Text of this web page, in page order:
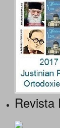
Revista